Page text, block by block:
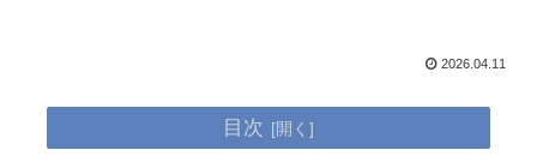
2026.04.11
目次